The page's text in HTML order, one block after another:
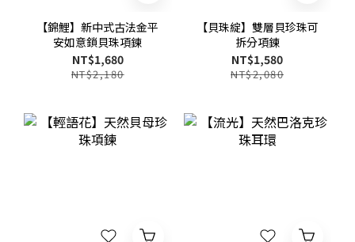
【錦鯉】新中式古法金平
安如意鎖貝珠項鍊
NT$1,680
NT$2,180
【貝珠綻】雙層貝珍珠可
拆分項鍊
NT$1,580
NT$2,080